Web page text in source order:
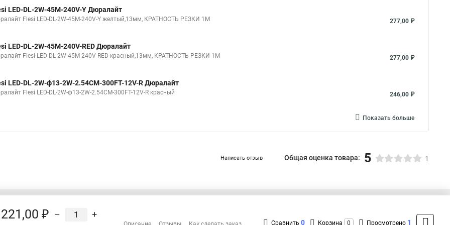
LED-DL-2W-45M-240V-Y Дюралайт
Flesi LED-DL-2W-45M-240V-Y желтый,13мм, КРАТНОСТЬ РЕЗКИ 1М 277,00 ₽
LED-DL-2W-45M-240V-RED Дюралайт
Flesi LED-DL-2W-45M-240V-RED красный,13мм, КРАТНОСТЬ РЕЗКИ 1М 277,00 ₽
LED-DL-2W-ф13-2W-2.54CM-300FT-12V-R Дюралайт
Flesi LED-DL-2W-ф13-2W-2.54CM-300FT-12V-R красный 246,00 ₽
Показать больше
Написать отзыв Общая оценка товара: 5 1
+7 (495) 432-09-09
221,00 ₽ – +
Сравнить 0 Корзина 0 Просмотрено 1